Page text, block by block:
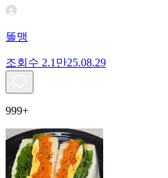
똘맹
조회수 2.1만25.08.29
999+